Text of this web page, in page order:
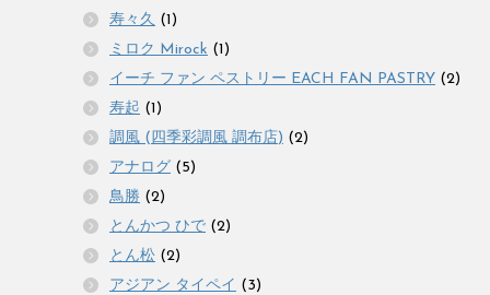
寿々久 (1)
ミロク Mirock (1)
イーチ ファン ペストリー EACH FAN PASTRY (2)
寿起 (1)
調風 (四季彩調風 調布店) (2)
アナログ (5)
鳥勝 (2)
とんかつ ひで (2)
とん松 (2)
アジアン タイペイ (3)